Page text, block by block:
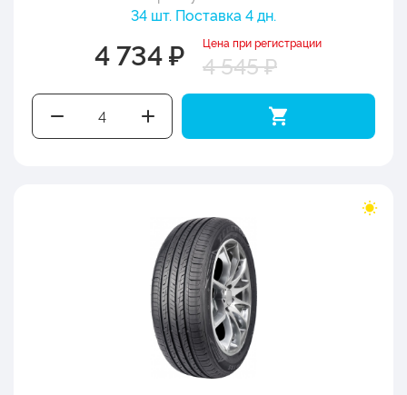
34 шт. Поставка 4 дн.
4 734 ₽ Цена при регистрации
4 545 ₽